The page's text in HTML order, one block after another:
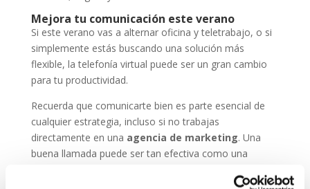
Mejora tu comunicación este verano
Si este verano vas a alternar oficina y teletrabajo, o si
simplemente estás buscando una solución más
flexible, la telefonía virtual puede ser un gran cambio
para tu productividad.
Recuerda que comunicarte bien es parte esencial de
cualquier estrategia, incluso si no trabajas
directamente en una agencia de marketing. Una
buena llamada puede ser tan efectiva como una